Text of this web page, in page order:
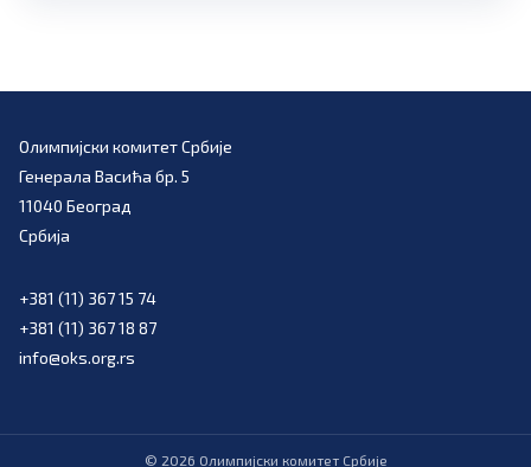
Олимпијски комитет Србије
Генерала Васића бр. 5
11040 Београд
Србија
+381 (11) 367 15 74
+381 (11) 367 18 87
info@oks.org.rs
© 2026 Олимпијски комитет Србије